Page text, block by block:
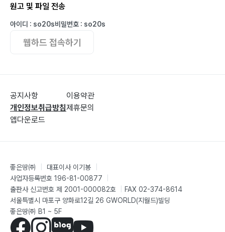
원고 및 파일 전송
아이디 : so20s비밀번호 : so20s
웹하드 접속하기
공지사항
개인정보취급방침
앱다운로드
이용약관
제휴문의
좋은땅㈜ 대표이사 이기봉
사업자등록번호 196-81-00877
출판사 신고번호 제 2001-000082호
FAX 02-374-8614
서울특별시 마포구 양화로12길 26 GWORLD(지월드)빌딩
좋은땅㈜ B1 ~ 5F